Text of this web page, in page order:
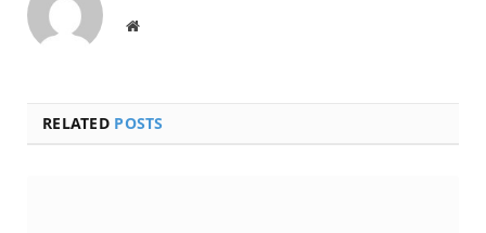
Website
RELATED POSTS